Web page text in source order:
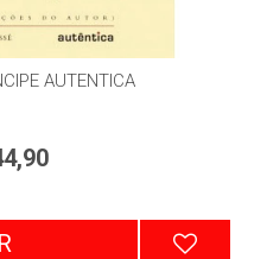
AUTENTICA